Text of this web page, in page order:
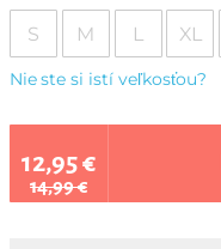
S M L XL
Nie ste si istí veľkosťou?
12,95 €
14,99 €